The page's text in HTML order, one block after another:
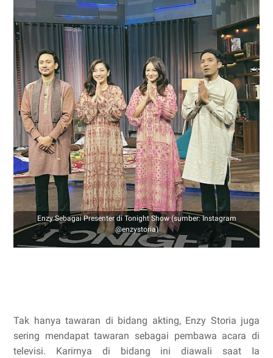
Enzy Sebagai Presenter di Tonight Show (sumber: Instagram
@enzystoria)
Tak hanya tawaran di bidang akting, Enzy Storia juga
sering mendapat tawaran sebagai pembawa acara di
televisi. Karirnya di bidang ini diawali saat Ia